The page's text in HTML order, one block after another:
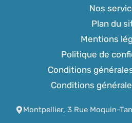
Nos
Plan du
Mentions
Politique de
Conditions
Conditions
Montpellier, 3 Rue Moquin-